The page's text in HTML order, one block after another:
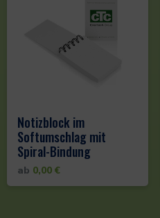
Notizblock im
Softumschlag mit
Spiral-Bindung
ab 0,00 €